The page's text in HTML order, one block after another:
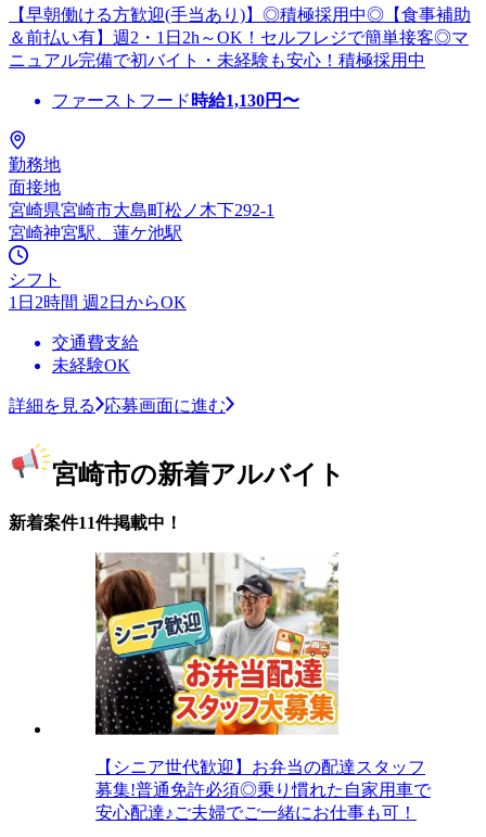
【早朝働ける方歓迎(手当あり)】◎積極採用中◎【食事補助
＆前払い有】週2・1日2h～OK！セルフレジで簡単接客◎マ
ニュアル完備で初バイト・未経験も安心！積極採用中
ファーストフード 時給1,130円〜
勤務地
面接地
宮崎県宮崎市大島町松ノ木下292-1
宮崎神宮駅、蓮ケ池駅
シフト
1日2時間 週2日からOK
交通費支給
未経験OK
詳細を見る 応募画面に進む
宮崎市の新着アルバイト
新着案件11件掲載中！
【シニア世代歓迎】お弁当の配達スタッフ
募集!普通免許必須◎乗り慣れた自家用車で
安心配達♪ご夫婦でご一緒にお仕事も可！